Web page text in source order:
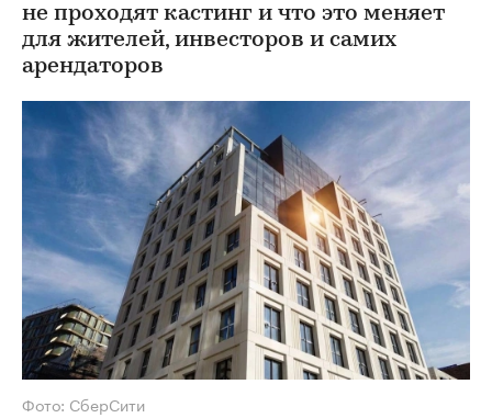
не проходят кастинг и что это меняет
для жителей, инвесторов и самих
арендаторов
Фото: СберСити